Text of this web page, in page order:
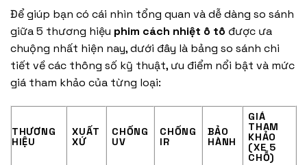
Để giúp bạn có cái nhìn tổng quan và dễ dàng so sánh
giữa 5 thương hiệu phim cách nhiệt ô tô được ưa
chuộng nhất hiện nay, dưới đây là bảng so sánh chi
tiết về các thông số kỹ thuật, ưu điểm nổi bật và mức
giá tham khảo của từng loại:
THƯƠNG
HIỆU
XUẤT
XỨ
CHỐNG
UV
CHỐNG
IR
BẢO
HÀNH
GIÁ
THAM
KHẢO
(XE 5
CHỖ)